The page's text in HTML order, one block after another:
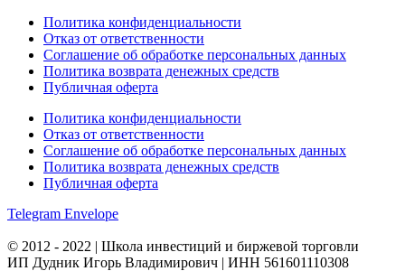
Политика конфиденциальности
Отказ от ответственности
Соглашение об обработке персональных данных
Политика возврата денежных средств
Публичная оферта
Политика конфиденциальности
Отказ от ответственности
Соглашение об обработке персональных данных
Политика возврата денежных средств
Публичная оферта
Telegram Envelope
© 2012 - 2022 | Школа инвестиций и биржевой торговли
ИП Дудник Игорь Владимирович | ИНН 561601110308